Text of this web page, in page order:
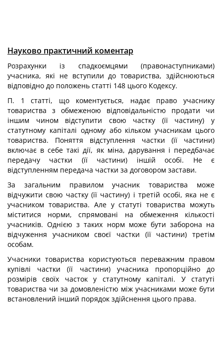
Науково практичний коментар
Розрахунки із спадкоємцями (правонаступниками)
учасника, які не вступили до товариства, здійснюються
відповідно до положень статті 148 цього Кодексу.
П. 1 статті, що коментується, надає право учаснику
товариства з обмеженою відповідальністю продати чи
іншим чином відступити свою частку (її частину) у
статутному капіталі одному або кільком учасникам цього
товариства. Поняття відступлення частки (її частини)
включає в себе такі дії, як міна, дарування і передбачає
передачу частки (її частини) іншій особі. Не є
відступленням передача частки за договором застави.
За загальним правилом учасник товариства може
відчужити свою частку (її частину) і третій особі, яка не є
учасником товариства. Але у статуті товариства можуть
міститися норми, спрямовані на обмеження кількості
учасників. Однією з таких норм може бути заборона на
відчуження учасником своєї частки (її частини) третім
особам.
Учасники товариства користуються переважним правом
купівлі частки (її частини) учасника пропорційно до
розмірів своїх часток у статутному капіталі. У статуті
товариства чи за домовленістю між учасниками може бути
встановлений інший порядок здійснення цього права.